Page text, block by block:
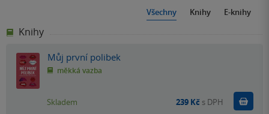
Všechny Knihy E-knihy
Knihy
Můj první polibek
měkká vazba
Skladem 239 Kč s DPH